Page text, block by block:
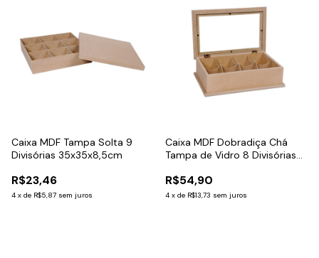
Caixa MDF Tampa Solta 9
Divisórias 35x35x8,5cm
R$23,46
4 x de R$5,87 sem juros
Caixa MDF Dobradiça Chá
Tampa de Vidro 8 Divisórias
R$54,90
4 x de R$13,73 sem juros